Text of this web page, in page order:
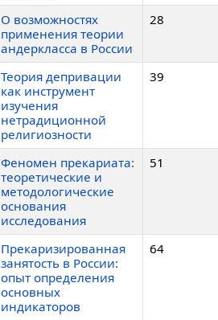
О возможностях
применения теории
андеркласса в России
28
Теория депривации
как инструмент
изучения
нетрадиционной
религиозности
39
Феномен прекариата:
теоретические и
методологические
основания
исследования
51
Прекаризированная
занятость в России:
опыт определения
основных
индикаторов
64